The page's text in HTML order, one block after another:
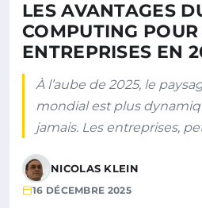
LES AVANTAGES
COMPUTING POUR
ENTREPRISES EN
À l’aube de 2025, le
mondial est plus
jamais. Les entreprises,
NICOLAS KLEIN
16 DÉCEMBRE 2025